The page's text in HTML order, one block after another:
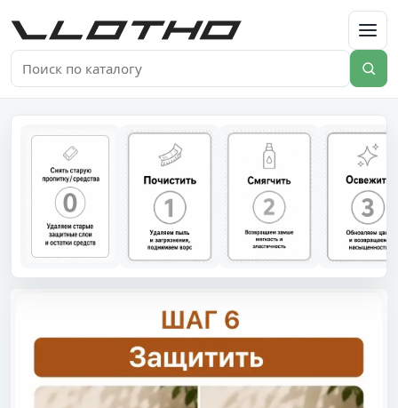
VLOTHO